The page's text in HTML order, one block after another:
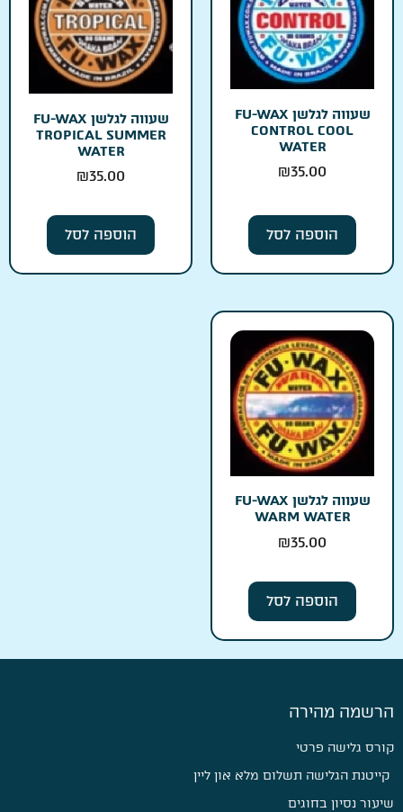
שעווה לגלשן FU-WAX
CONTROL COOL
WATER
₪35.00
הוספה לסל
שעווה לגלשן FU-WAX
TROPICAL SUMMER
WATER
₪35.00
הוספה לסל
שעווה לגלשן FU-WAX
WARM WATER
₪35.00
הוספה לסל
הרשמה מהירה
קורס גלישה פרטי
קייטנת הגלישה תשלום מלא און ליין
שיעור נסיון בחוגים